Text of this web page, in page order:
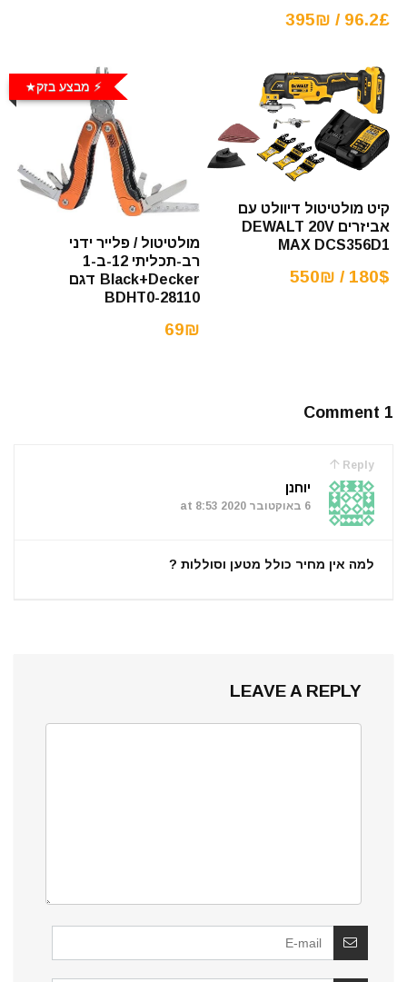
96.2£ / 395₪
קיט מולטיטול דיוולט עם
אביזרים DEWALT 20V
MAX DCS356D1
180$ / 550₪
⚡️ מבצע בזק
מולטיטול / פלייר ידני
רב-תכליתי 12-ב-1
Black+Decker דגם
BDHT0-28110
69₪
1 Comment
Reply
יוחנן
6 באוקטובר 2020 at 8:53
למה אין מחיר כולל מטען וסוללות ?
LEAVE A REPLY